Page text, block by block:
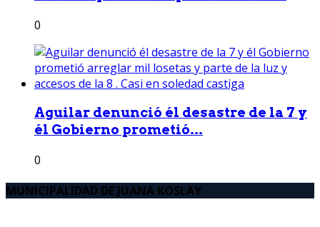
0
Aguilar denunció él desastre de la 7 y
él Gobierno prometió...
0
MUNICIPALIDAD DE JUANA KOSLAY